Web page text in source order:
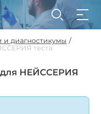
и диагностикумы /
теста
для НЕЙССЕРИЯ